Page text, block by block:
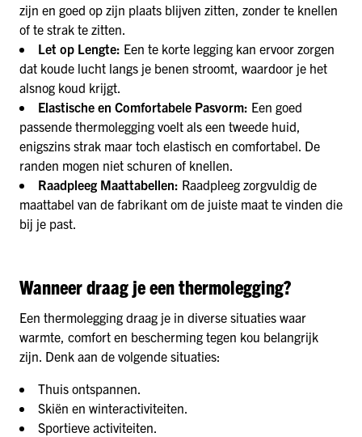
zijn en goed op zijn plaats blijven zitten, zonder te knellen
of te strak te zitten.
Let op Lengte: Een te korte legging kan ervoor zorgen
dat koude lucht langs je benen stroomt, waardoor je het
alsnog koud krijgt.
Elastische en Comfortabele Pasvorm: Een goed
passende thermolegging voelt als een tweede huid,
enigszins strak maar toch elastisch en comfortabel. De
randen mogen niet schuren of knellen.
Raadpleeg Maattabellen: Raadpleeg zorgvuldig de
maattabel van de fabrikant om de juiste maat te vinden die
bij je past.
Wanneer draag je een thermolegging?
Een thermolegging draag je in diverse situaties waar
warmte, comfort en bescherming tegen kou belangrijk
zijn. Denk aan de volgende situaties:
Thuis ontspannen.
Skiën en winteractiviteiten.
Sportieve activiteiten.